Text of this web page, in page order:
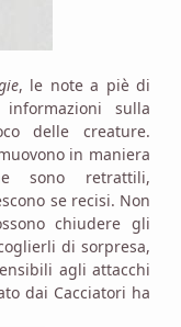
, le note a piè di
sulla
delle creature.
in maniera
sono retrattili,
se recisi. Non
chiudere gli
di sorpresa,
agli attacchi
dai Cacciatori ha